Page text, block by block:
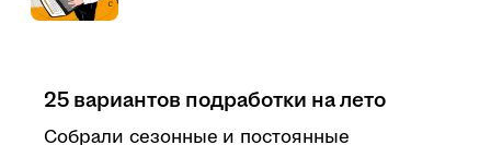
25 вариантов подработки на лето
Собрали сезонные и постоянные